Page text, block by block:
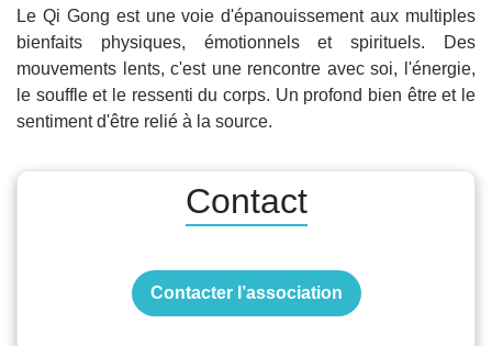
Le Qi Gong est une voie d'épanouissement aux multiples
bienfaits physiques, émotionnels et spirituels. Des
mouvements lents, c'est une rencontre avec soi, l'énergie,
le souffle et le ressenti du corps. Un profond bien être et le
sentiment d'être relié à la source.
Contact
Contacter l’association